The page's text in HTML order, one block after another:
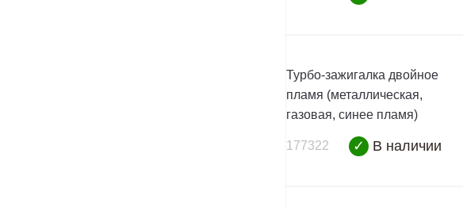
Турбо-зажигалка двойное
пламя (металлическая,
газовая, синее пламя)
177322 ✓ В наличии